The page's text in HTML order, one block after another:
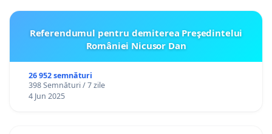
Referendumul pentru demiterea Preşedintelui
României Nicusor Dan
26 952 semnături
398 Semnături / 7 zile
4 Jun 2025